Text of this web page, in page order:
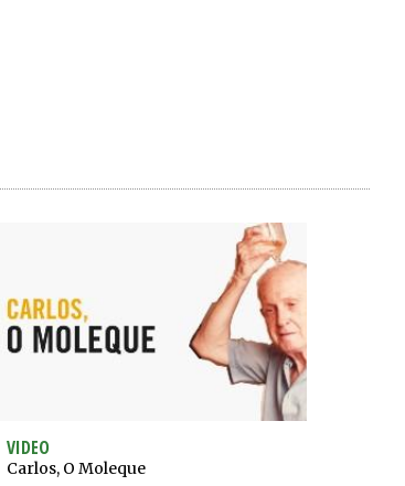
VIDEO
Carlos, O Moleque